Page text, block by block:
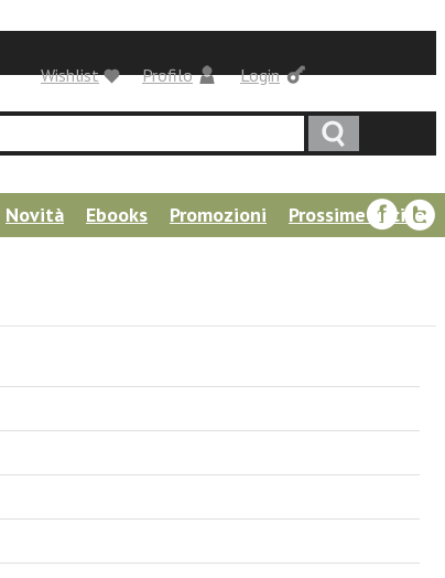
Login
Profilo
Wishlist
Novità Ebooks Promozioni
Prossime uscite